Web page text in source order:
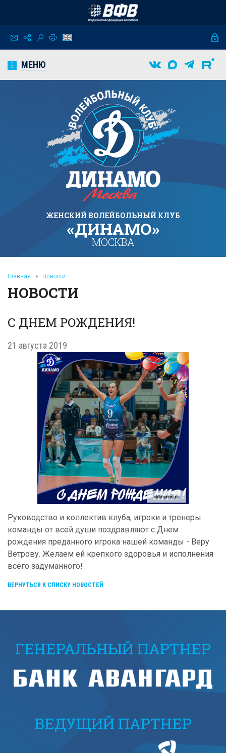
МЕНЮ
ЖЕНСКИЙ ВОЛЕЙБОЛЬНЫЙ КЛУБ
«ДИНАМО»
МОСКВА
Главная » Новости
НОВОСТИ
С ДНЕМ РОЖДЕНИЯ!
21 августа 2019
Руководство и коллектив клуба, игроки и тренеры
команды от всей души поздравляют с Днем
рождения преданного игрока нашей команды - Веру
Ветрову. Желаем ей крепкого здоровья и исполнения
всего задуманного!
ВЕРНУТЬСЯ К СПИСКУ НОВОСТЕЙ
ГЕНЕРАЛЬНЫЙ ПАРТНЕР
ВЕДУЩИЙ ПАРТНЕР